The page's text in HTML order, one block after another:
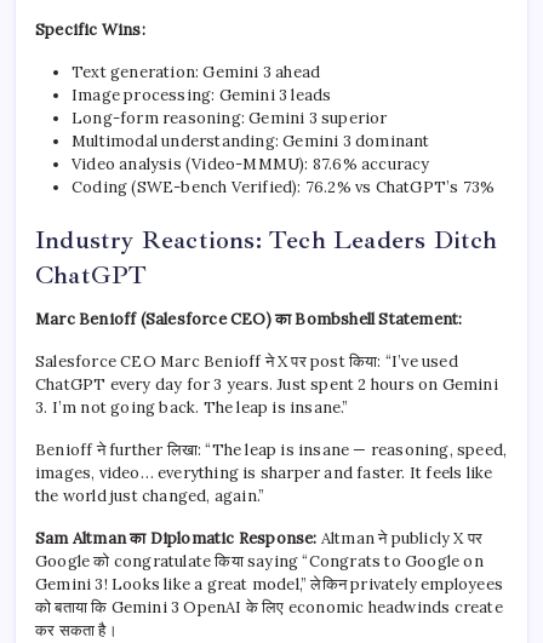
Specific Wins:
Text generation: Gemini 3 ahead
Image processing: Gemini 3 leads
Long-form reasoning: Gemini 3 superior
Multimodal understanding: Gemini 3 dominant
Video analysis (Video-MMMU): 87.6% accuracy
Coding (SWE-bench Verified): 76.2% vs ChatGPT’s 73%
Industry Reactions: Tech Leaders Ditch
ChatGPT
Marc Benioff (Salesforce CEO) का Bombshell Statement:
Salesforce CEO Marc Benioff ने X पर post किया: “I’ve used
ChatGPT every day for 3 years. Just spent 2 hours on Gemini
3. I’m not going back. The leap is insane.”
Benioff ने further लिखा: “The leap is insane — reasoning, speed,
images, video… everything is sharper and faster. It feels like
the world just changed, again.”
Sam Altman का Diplomatic Response: Altman ने publicly X पर
Google को congratulate किया saying “Congrats to Google on
Gemini 3! Looks like a great model,” लेकिन privately employees
को बताया कि Gemini 3 OpenAI के लिए economic headwinds create
कर सकता है।